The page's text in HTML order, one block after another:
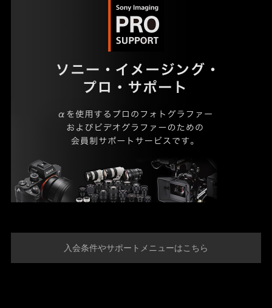
入会条件やサポートメニューはこちら